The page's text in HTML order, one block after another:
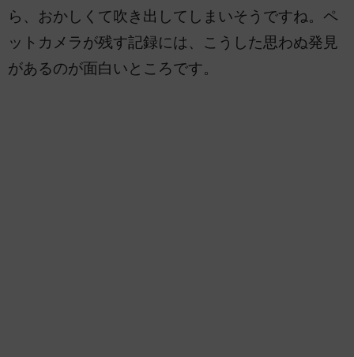
ら、おかしくて吹き出してしまいそうですね。ペ
ットカメラが残す記録には、こうした思わぬ発見
があるのが面白いところです。